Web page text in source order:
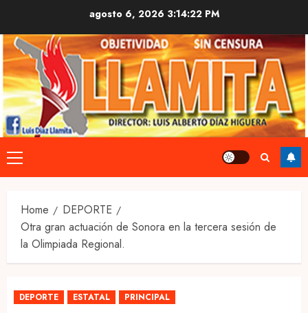
content
agosto 6, 2026 3:14:23 PM
Primary
Menu
Home
DEPORTE
Otra gran actuación de Sonora en la tercera sesión de
la Olimpiada Regional.
DEPORTE ESTATAL PRINCIPAL